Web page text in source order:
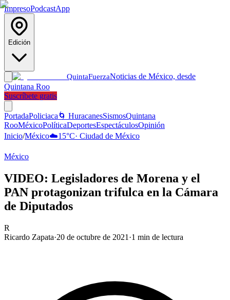
ImpresoPodcastApp
Edición
QuintaFuerzaNoticias de México, desde
Quintana Roo
Suscríbete gratis
PortadaPoliciaca 🌀 HuracanesSismosQuintana
RooMéxicoPolíticaDeportesEspectáculosOpinión
Inicio/México☁️15°C· Ciudad de México
México
VIDEO: Legisladores de Morena y el
PAN protagonizan trifulca en la Cámara
de Diputados
R
Ricardo Zapata·20 de octubre de 2021 ·1 min de lectura